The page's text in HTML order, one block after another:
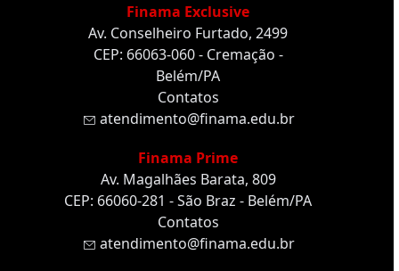
Finama Exclusive
Av. Conselheiro Furtado, 2499
CEP: 66063-060 - Cremação -
Belém/PA
Contatos
atendimento@finama.edu.br
Finama Prime
Av. Magalhães Barata, 809
CEP: 66060-281 - São Braz - Belém/PA
Contatos
atendimento@finama.edu.br